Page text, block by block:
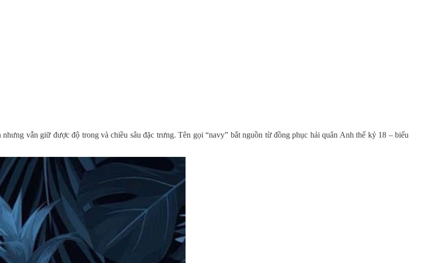
vẫn giữ được độ trong và chiều sâu đặc trưng. Tên gọi “navy” bắt nguồn từ đồng phục hải quân Anh thế kỷ 18 – biểu